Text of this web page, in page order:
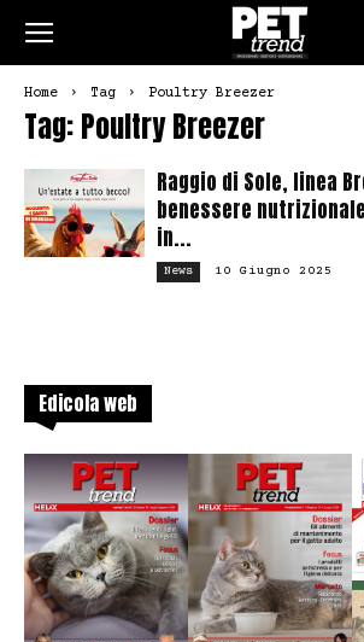
Home Tag Poultry Breezer
Tag: Poultry Breezer
Raggio di Sole, linea
benessere
in...
News 10 Giugno 2025
Edicola web